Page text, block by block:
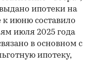
ипотеки на
июню составило
июля 2025 года
в основном с
ипотеку,